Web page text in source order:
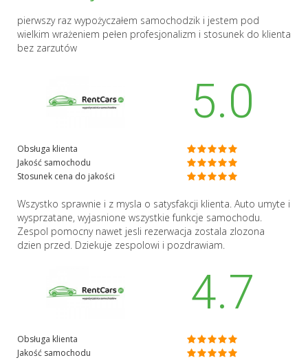
pierwszy raz wypożyczałem samochodzik i jestem pod
wielkim wrażeniem pełen profesjonalizm i stosunek do klienta
bez zarzutów
5.0
Obsługa klienta
Jakość samochodu
Stosunek cena do jakości
Wszystko sprawnie i z mysla o satysfakcji klienta. Auto umyte i
wysprzatane, wyjasnione wszystkie funkcje samochodu.
Zespol pomocny nawet jesli rezerwacja zostala zlozona
dzien przed. Dziekuje zespolowi i pozdrawiam.
4.7
Obsługa klienta
Jakość samochodu